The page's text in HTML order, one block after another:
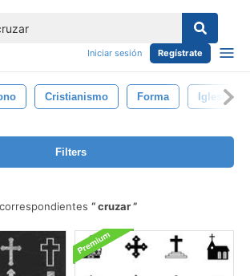
Iniciar sesión Regístrate
Cristianismo Forma Iglesia
Filters
cruzar